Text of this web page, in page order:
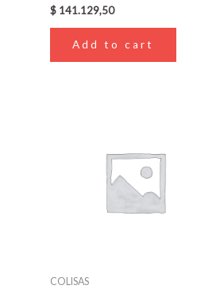
$ 141.129,50
Add to cart
COLISAS